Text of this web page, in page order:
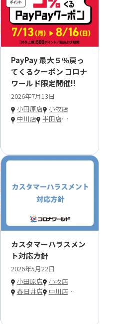
PayPay 最大５％戻っ
てくるクーポン コロナ
ワールド限定開催!!
2026年7月13日
小田原店
小牧店
中川店
半田店…
カスタマーハラスメン
ト対応方針
2026年5月22日
小田原店
小牧店
春日井店
中川店…